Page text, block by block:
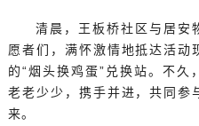
清晨，王板桥社区与居安
愿者们，满怀激情地抵达活动
的“烟头换鸡蛋”兑换站。不久
老老少少，携手并进，共同参
来。